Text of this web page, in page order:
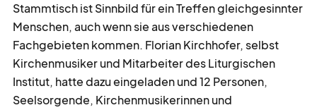
Stammtisch ist Sinnbild für ein Treffen gleichgesinnter
Menschen, auch wenn sie aus verschiedenen
Fachgebieten kommen. Florian Kirchhofer, selbst
Kirchenmusiker und Mitarbeiter des Liturgischen
Institut, hatte dazu eingeladen und 12 Personen,
Seelsorgende, Kirchenmusikerinnen und